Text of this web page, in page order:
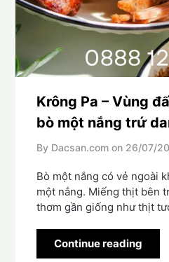
Krông Pa – Vùng
bò một nắng trứ
By Dacsan.com on 26/07/
Bò một nắng có vẻ ngoài
một nắng. Miếng thịt bên
thơm gần giống như thịt
Continue reading